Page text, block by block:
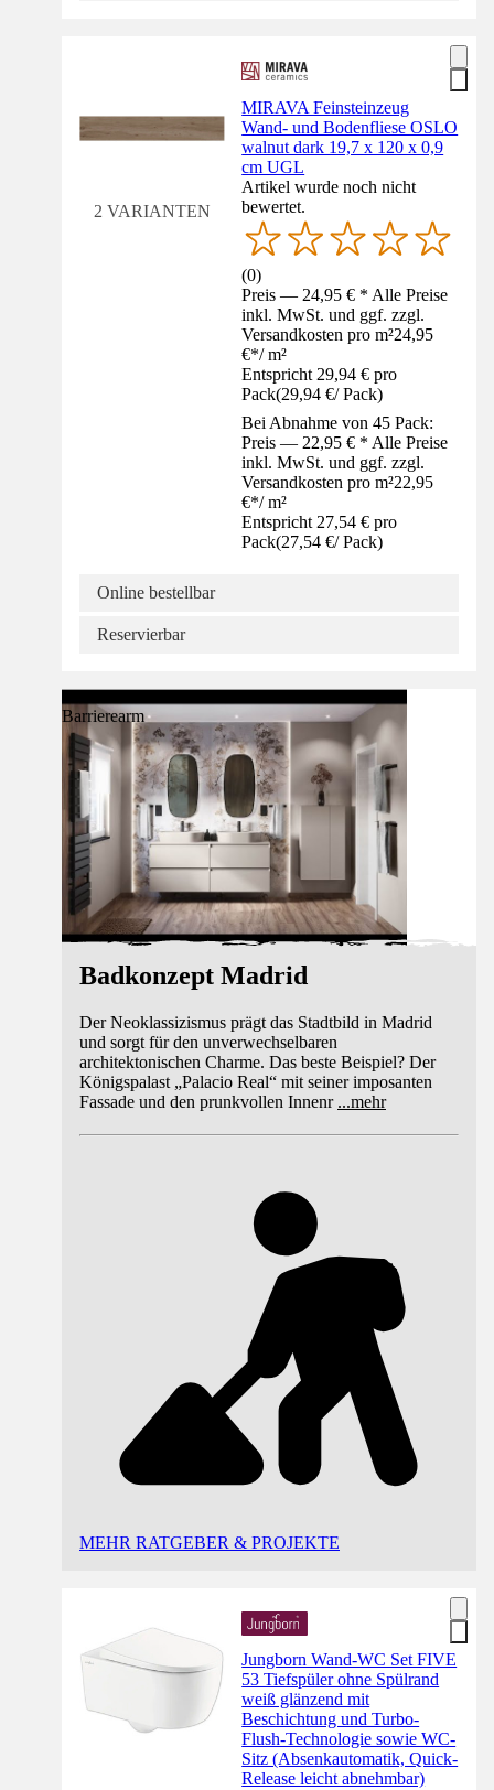
2 VARIANTEN
MIRAVA Feinsteinzeug
Wand- und Bodenfliese OSLO
walnut dark 19,7 x 120 x 0,9
cm UGL
Artikel wurde noch nicht
bewertet.
(0)
Preis — 24,95 € * Alle Preise
inkl. MwSt. und ggf. zzgl.
Versandkosten pro m²24,95
€*/ m²
Entspricht 29,94 € pro
Pack(29,94 €/ Pack)
Bei Abnahme von 45 Pack:
Preis — 22,95 € * Alle Preise
inkl. MwSt. und ggf. zzgl.
Versandkosten pro m²22,95
€*/ m²
Entspricht 27,54 € pro
Pack(27,54 €/ Pack)
Online bestellbar
Reservierbar
Barrierearm
Badkonzept Madrid
Der Neoklassizismus prägt das Stadtbild in Madrid
und sorgt für den unverwechselbaren
architektonischen Charme. Das beste Beispiel? Der
Königspalast „Palacio Real“ mit seiner imposanten
Fassade und den prunkvollen Innenr ...mehr
MEHR RATGEBER & PROJEKTE
Jungborn Wand-WC Set FIVE
53 Tiefspüler ohne Spülrand
weiß glänzend mit
Beschichtung und Turbo-
Flush-Technologie sowie WC-
Sitz (Absenkautomatik, Quick-
Release leicht abnehmbar)